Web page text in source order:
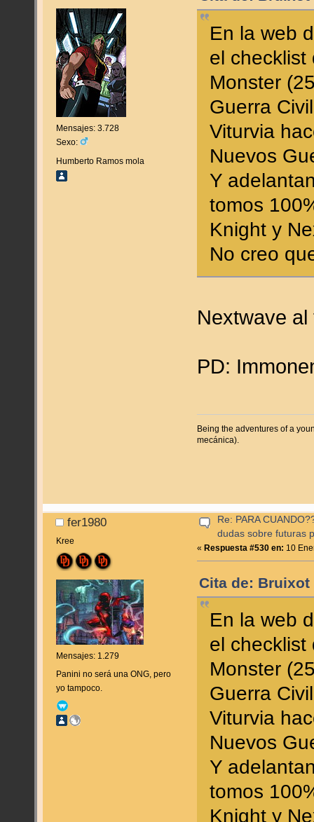
Mensajes: 3.728
Sexo:
Humberto Ramos mola
En la web
el checklist
Monster
Guerra
Viturvia
Nuevos
Y
tomos
Knight y
No creo
Nextwave
PD:
Being the adventures of a
mecánica).
fer1980
Kree
Mensajes: 1.279
Panini no será una ONG, pero
yo tampoco.
Re: PARA
dudas sobre futuras
«Respuesta #530 en: 10
Cita de: Bruixot
En la web
el checklist
Monster
Guerra
Viturvia
Nuevos
Y
tomos
Knight y